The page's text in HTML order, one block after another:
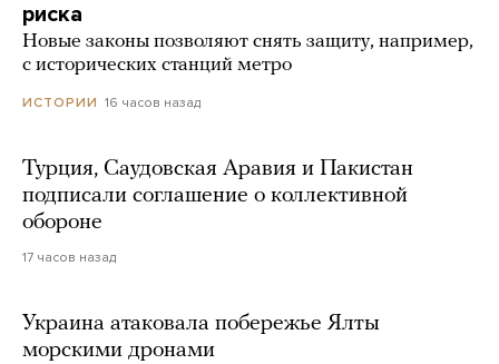
риска
Новые законы позволяют снять защиту, например,
с исторических станций метро
ИСТОРИИ 16 часов назад
Турция, Саудовская Аравия и Пакистан
подписали соглашение о коллективной
обороне
17 часов назад
Украина атаковала побережье Ялты
морскими дронами